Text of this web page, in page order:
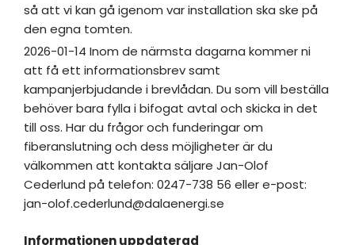
så att vi kan gå igenom var installation ska ske på
den egna tomten.
2026-01-14 Inom de närmsta dagarna kommer ni
att få ett informationsbrev samt
kampanjerbjudande i brevlådan. Du som vill beställa
behöver bara fylla i bifogat avtal och skicka in det
till oss. Har du frågor och funderingar om
fiberanslutning och dess möjligheter är du
välkommen att kontakta säljare Jan-Olof
Cederlund på telefon: 0247-738 56 eller e-post:
jan-olof.cederlund@dalaenergi.se
Informationen uppdaterad